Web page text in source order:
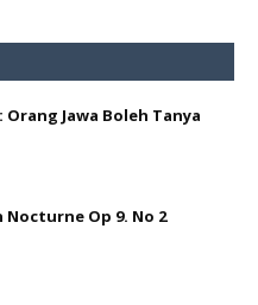
Jawa Boleh Tanya
Op 9. No 2